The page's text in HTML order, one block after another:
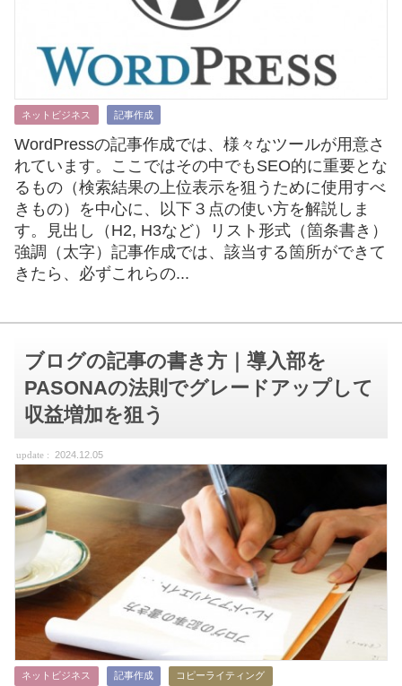
ネットビジネス 記事作成
WordPressの記事作成では、様々なツールが用意さ
れています。ここではその中でもSEO的に重要とな
るもの（検索結果の上位表示を狙うために使用すべ
きもの）を中心に、以下３点の使い方を解説しま
す。見出し（H2, H3など）リスト形式（箇条書き）
強調（太字）記事作成では、該当する箇所ができて
きたら、必ずこれらの...
ブログの記事の書き方｜導入部を
PASONAの法則でグレードアップして
収益増加を狙う
2024.12.05
ネットビジネス 記事作成 コピーライティング